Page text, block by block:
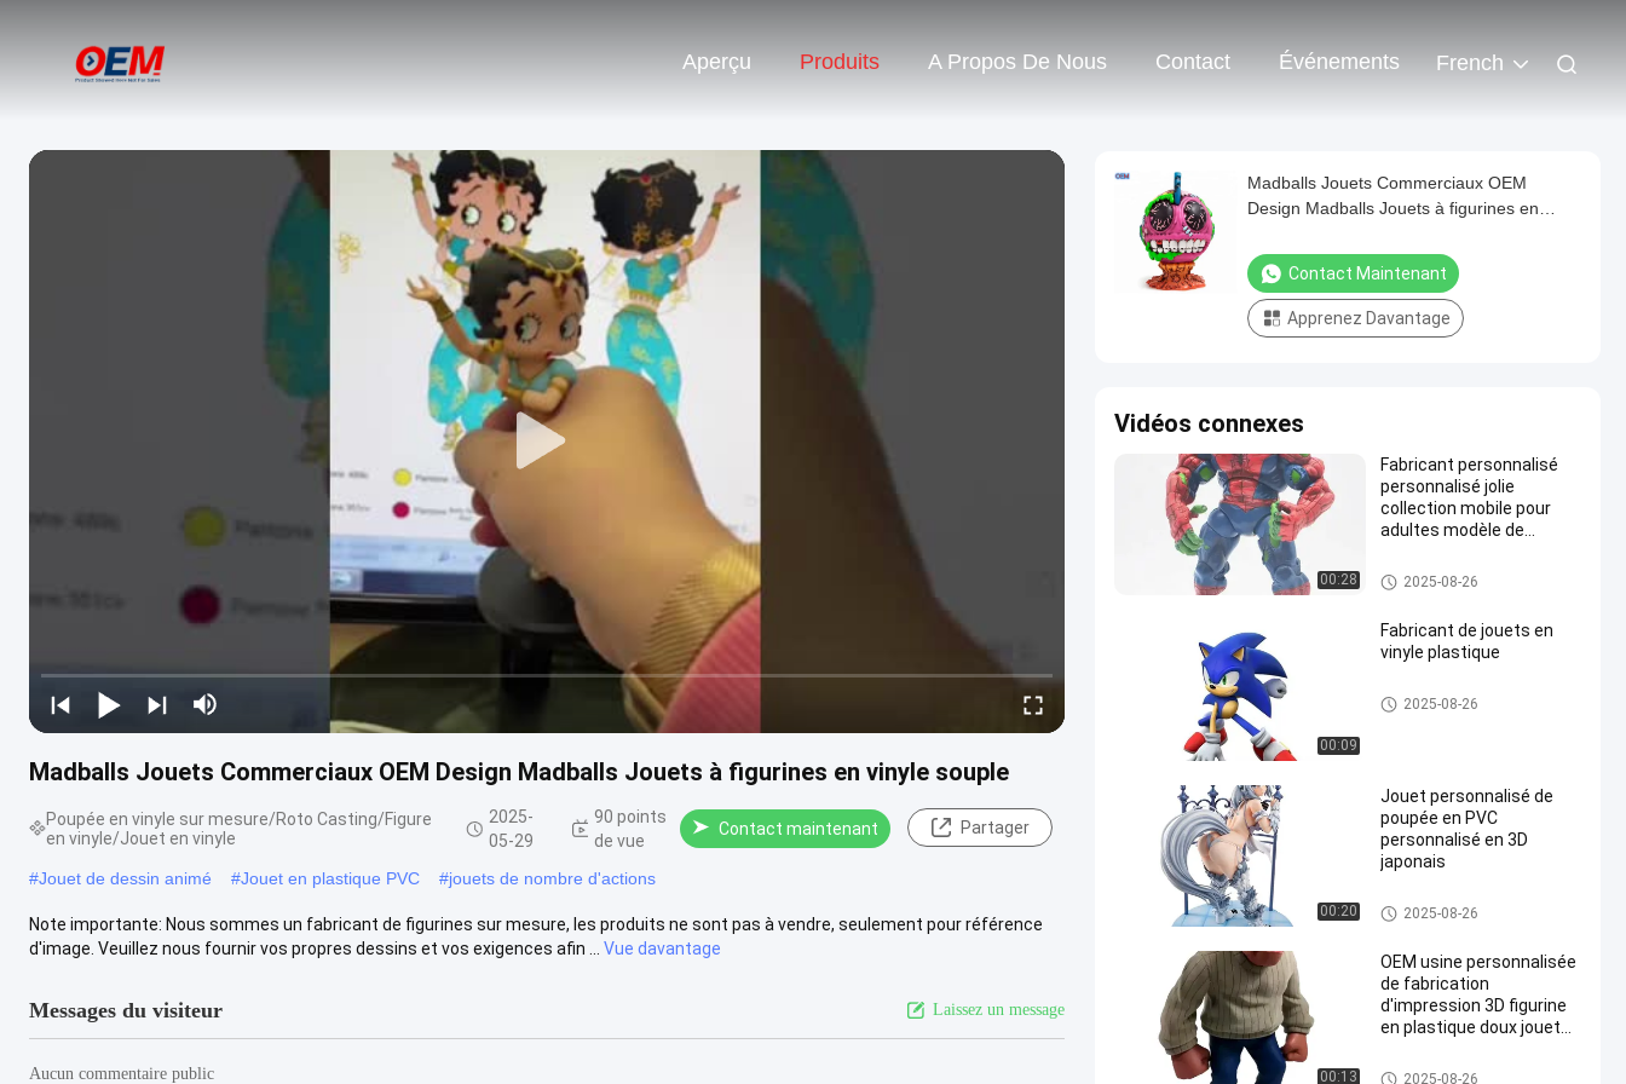
Aperçu Produits A Propos De Nous Contact Événements French
Madballs Jouets Commerciaux OEM Design Madballs Jouets à figurines en vinyle souple
Poupée en vinyle sur mesure/Roto Casting/Figure
en vinyle/Jouet en vinyle
2025-
05-29
90 points
de vue
Contact maintenant Partager
#Jouet de dessin animé #Jouet en plastique PVC #jouets de nombre d'actions
Note importante: Nous sommes un fabricant de figurines sur mesure, les produits ne sont pas à vendre, seulement pour référence
d'image. Veuillez nous fournir vos propres dessins et vos exigences afin ...
Vue davantage
Messages du visiteur Laissez un message
Aucun commentaire public
Madballs Jouets Commerciaux OEM
Design Madballs Jouets à figurines en
Contact Maintenant
Apprenez Davantage
Vidéos connexes
00:28
Fabricant personnalisé
personnalisé jolie
collection mobile pour
adultes modèle de
figurines d'action en PVC
jouet
Figure/figures/figures en plasti
que
2025-08-26
00:09
Fabricant de jouets en
vinyle plastique
Poupée en vinyle sur mesure/
Roto Casting/Figure en vinyle/
2025-08-26
00:20
Jouet personnalisé de
poupée en PVC
personnalisé en 3D
japonais
Poupée en vinyle sur mesure/
Roto Casting/Figure en vinyle/
2025-08-26
00:13
OEM usine personnalisée
de fabrication
d'impression 3D figurine
en plastique doux jouet
Poupée en vinyle sur mesure/
2025-08-26